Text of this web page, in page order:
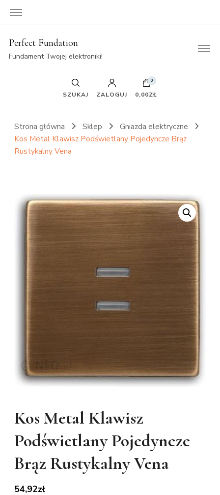
Perfect Fundation
Fundament Twojej elektroniki!
SZUKAJ ZALOGUJ
0
0,00ZŁ
Strona główna Sklep
Gniazda elektryczne
Kos Metal Klawisz Podświetlany Pojedyncze Brąz
Rustykalny Vena
Kos Metal Klawisz
Podświetlany Pojedyncze
Brąz Rustykalny Vena
54,92zł